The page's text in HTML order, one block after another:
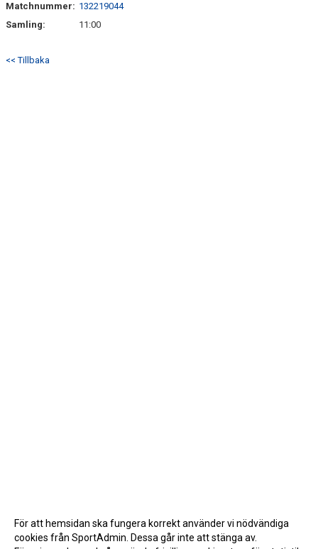
Matchnummer: 132219044
Samling:
11:00
<< Tillbaka
För att hemsidan ska fungera korrekt använder vi nödvändiga
cookies från SportAdmin. Dessa går inte att stänga av.